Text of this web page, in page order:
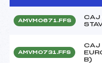
AMVM0671.FFS
AMVM0731.FFS
CAJ
B)